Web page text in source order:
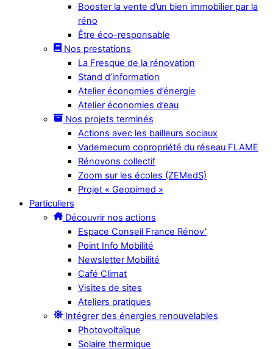
Booster la vente d’un bien immobilier par la
réno
Être éco-responsable
Nos prestations
La Fresque de la rénovation
Stand d’information
Atelier économies d’énergie
Atelier économies d’eau
Nos projets terminés
Actions avec les bailleurs sociaux
Vademecum copropriété du réseau FLAME
Rénovons collectif
Zoom sur les écoles (ZEMedS)
Projet « Geopimed »
Particuliers
Découvrir nos actions
Espace Conseil France Rénov’
Point Info Mobilité
Newsletter Mobilité
Café Climat
Visites de sites
Ateliers pratiques
Intégrer des énergies renouvelables
Photovoltaïque
Solaire thermique